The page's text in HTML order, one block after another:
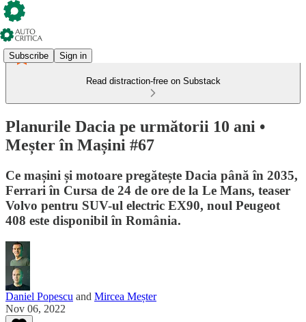
Subscribe Sign in
Read distraction-free on Substack
Planurile Dacia pe următorii 10 ani •
Meșter în Mașini #67
Ce mașini și motoare pregătește Dacia până în 2035,
Ferrari în Cursa de 24 de ore de la Le Mans, teaser
Volvo pentru SUV-ul electric EX90, noul Peugeot
408 este disponibil în România.
Daniel Popescu and Mircea Meșter
Nov 06, 2022